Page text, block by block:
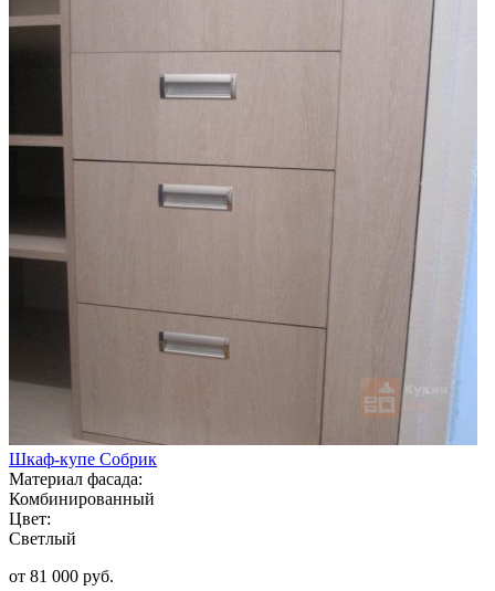
Шкаф-купе Собрик
Материал фасада:
Комбинированный
Цвет:
Светлый
от 81 000 руб.